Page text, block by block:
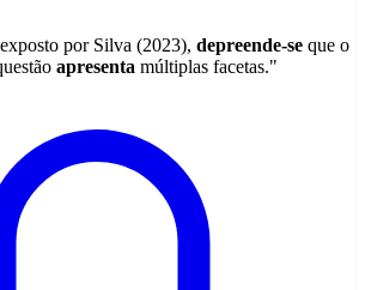
por Silva (2023), depreende-se que o
apresenta múltiplas facetas."